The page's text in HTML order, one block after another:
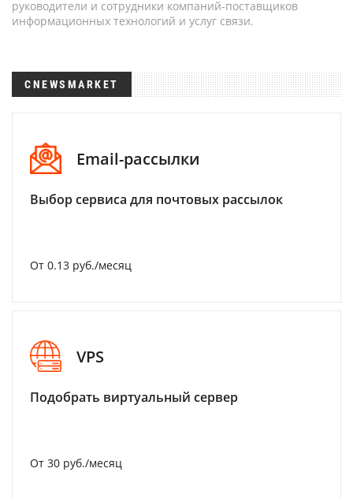
руководители и сотрудники компаний-поставщиков
информационных технологий и услуг связи.
CNEWSMARKET
Email-рассылки
Выбор сервиса для почтовых рассылок
От 0.13 руб./месяц
VPS
Подобрать виртуальный сервер
От 30 руб./месяц